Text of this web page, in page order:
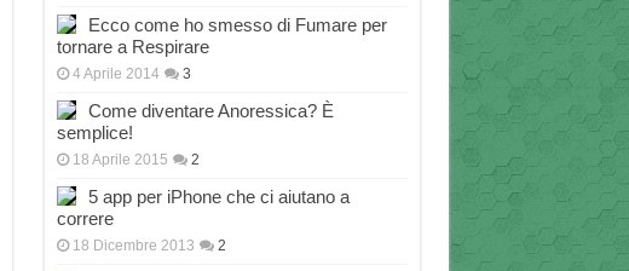
Ecco come ho smesso di Fumare per
tornare a Respirare
4 Aprile 2014 3
Come diventare Anoressica? È
semplice!
18 Aprile 2015 2
5 app per iPhone che ci aiutano a
correre
18 Dicembre 2013 2